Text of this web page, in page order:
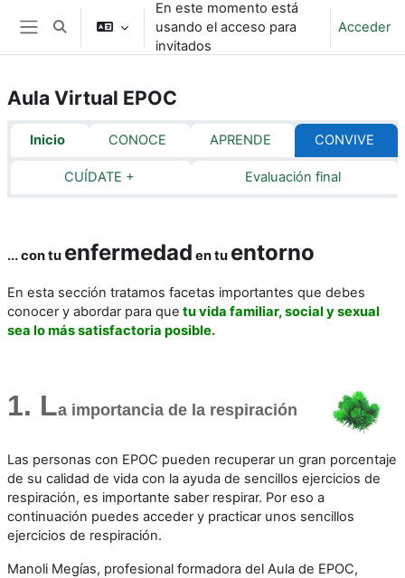
Salta al contenido principal
Panel lateral
Selector de búsqueda de entrada
En este momento está
usando el acceso para
invitados
Acceder
Aula Virtual EPOC
Perfilado de sección
Inicio CONOCE APRENDE CONVIVE
CUÍDATE + Evaluación final
... con tu enfermedad en tu entorno
En esta sección tratamos facetas importantes que debes
conocer y abordar para que tu vida familiar, social y sexual
sea lo más satisfactoria posible.
1. La importancia de la respiración
Las personas con EPOC pueden recuperar un gran porcentaje
de su calidad de vida con la ayuda de sencillos ejercicios de
respiración, es importante saber respirar. Por eso a
continuación puedes acceder y practicar unos sencillos
ejercicios de respiración.
Manoli Megías, profesional formadora del Aula de EPOC,